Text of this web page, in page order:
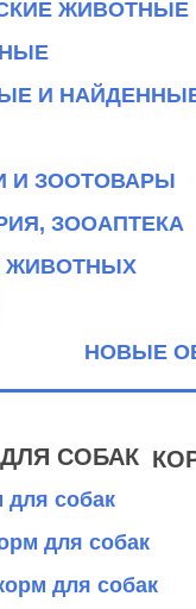
ЖИВОТНЫЕ
И
И ЗООТОВАРЫ
ЗООАПТЕКА
ЖИВОТНЫХ
НОВЫЕ
для собак
для собак
для собак